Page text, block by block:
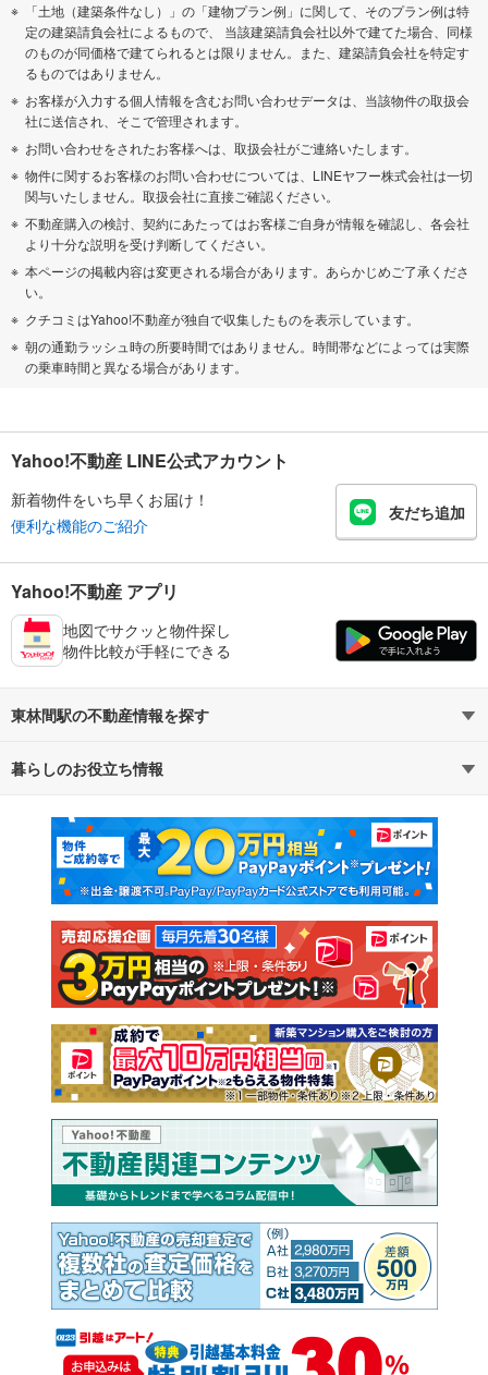
「土地（建築条件なし）」の「建物プラン例」に関して、そのプラン例は特
定の建築請負会社によるもので、 当該建築請負会社以外で建てた場合、同様
のものが同価格で建てられるとは限りません。また、建築請負会社を特定す
るものではありません。
お客様が入力する個人情報を含むお問い合わせデータは、当該物件の取扱会
社に送信され、そこで管理されます。
お問い合わせをされたお客様へは、取扱会社がご連絡いたします。
物件に関するお客様のお問い合わせについては、LINEヤフー株式会社は一切
関与いたしません。取扱会社に直接ご確認ください。
不動産購入の検討、契約にあたってはお客様ご自身が情報を確認し、各会社
より十分な説明を受け判断してください。
本ページの掲載内容は変更される場合があります。あらかじめご了承くださ
い。
クチコミはYahoo!不動産が独自で収集したものを表示しています。
朝の通勤ラッシュ時の所要時間ではありません。時間帯などによっては実際
の乗車時間と異なる場合があります。
Yahoo!不動産 LINE公式アカウント
新着物件をいち早くお届け！
便利な機能のご紹介
友だち追加
Yahoo!不動産 アプリ
地図でサクッと物件探し
物件比較が手軽にできる
東林間駅の不動産情報を探す
不動産・住宅
新築マンション 中古マンション
新築一戸建て 中古一戸建て
注文住宅 土地
売却査定
暮らしのお役立ち情報
マンションカタログ 教えて！住まいの先生